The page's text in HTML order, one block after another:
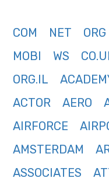
COM NET ORG
MOBI
WS
ORG.IL
ACTOR
AERO
AIRFORCE
AMSTERDAM
ASSOCIATES